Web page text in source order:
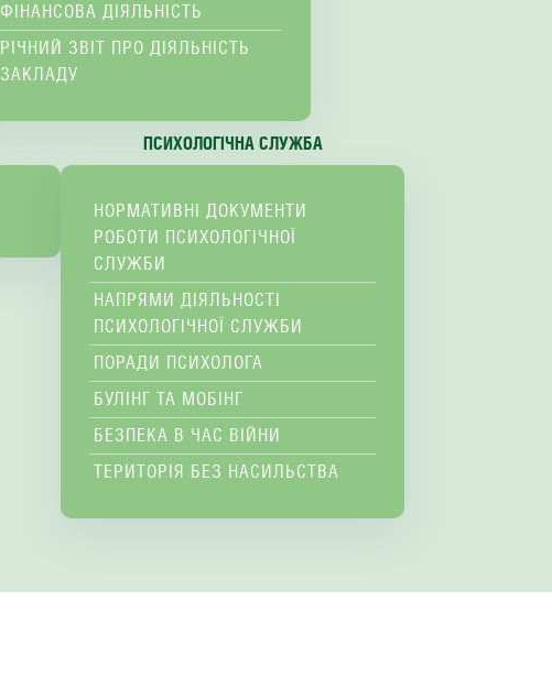
ФІНАНСОВА ДІЯЛЬНІСТЬ
РІЧНИЙ ЗВІТ ПРО ДІЯЛЬНІСТЬ
ЗАКЛАДУ
ПСИХОЛОГІЧНА СЛУЖБА
НОРМАТИВНІ ДОКУМЕНТИ
РОБОТИ ПСИХОЛОГІЧНОЇ
СЛУЖБИ
НАПРЯМИ ДІЯЛЬНОСТІ
ПСИХОЛОГІЧНОЇ СЛУЖБИ
ПОРАДИ ПСИХОЛОГА
БУЛІНГ ТА МОБІНГ
БЕЗПЕКА В ЧАС ВІЙНИ
ТЕРИТОРІЯ БЕЗ НАСИЛЬСТВА